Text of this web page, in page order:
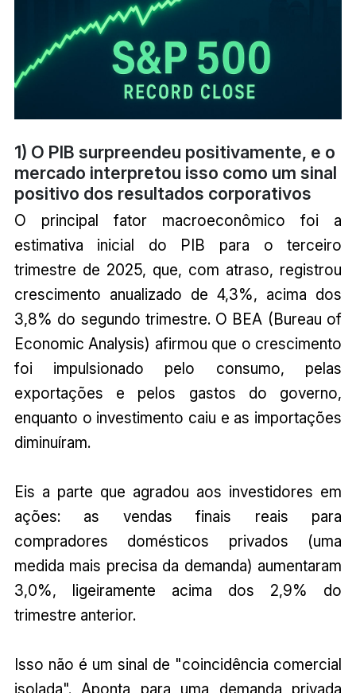
1) O PIB surpreendeu positivamente, e o
mercado interpretou isso como um sinal
positivo dos resultados corporativos
O principal fator macroeconômico foi a
estimativa inicial do PIB para o terceiro
trimestre de 2025, que, com atraso, registrou
crescimento anualizado de 4,3%, acima dos
3,8% do segundo trimestre. O BEA (Bureau of
Economic Analysis) afirmou que o crescimento
foi impulsionado pelo consumo, pelas
exportações e pelos gastos do governo,
enquanto o investimento caiu e as importações
diminuíram.
Eis a parte que agradou aos investidores em
ações: as vendas finais reais para
compradores domésticos privados (uma
medida mais precisa da demanda) aumentaram
3,0%, ligeiramente acima dos 2,9% do
trimestre anterior.
Isso não é um sinal de "coincidência comercial
isolada". Aponta para uma demanda privada